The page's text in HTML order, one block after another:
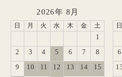
2026年 8月
日 月 火 水 木 金 土
1
2 3 4 5 6 7 8
9 10 11 12 13 14 15
日
6